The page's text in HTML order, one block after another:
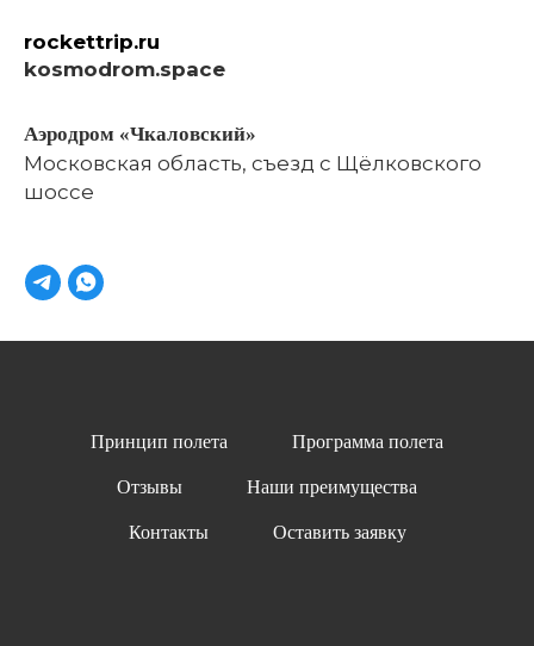
rockettrip.ru
kosmodrom.space
Аэродром «Чкаловский»
Московская область, съезд с Щёлковского
шоссе
Принцип полета Программа полета
Отзывы Наши преимущества
Контакты Оставить заявку